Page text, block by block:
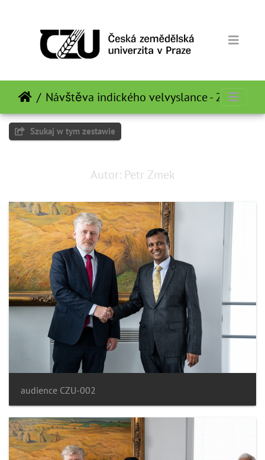
Návštěva indického velvyslance -
Szukaj w tym zestawie
Autor: Petr Zmek
audience CZU-002